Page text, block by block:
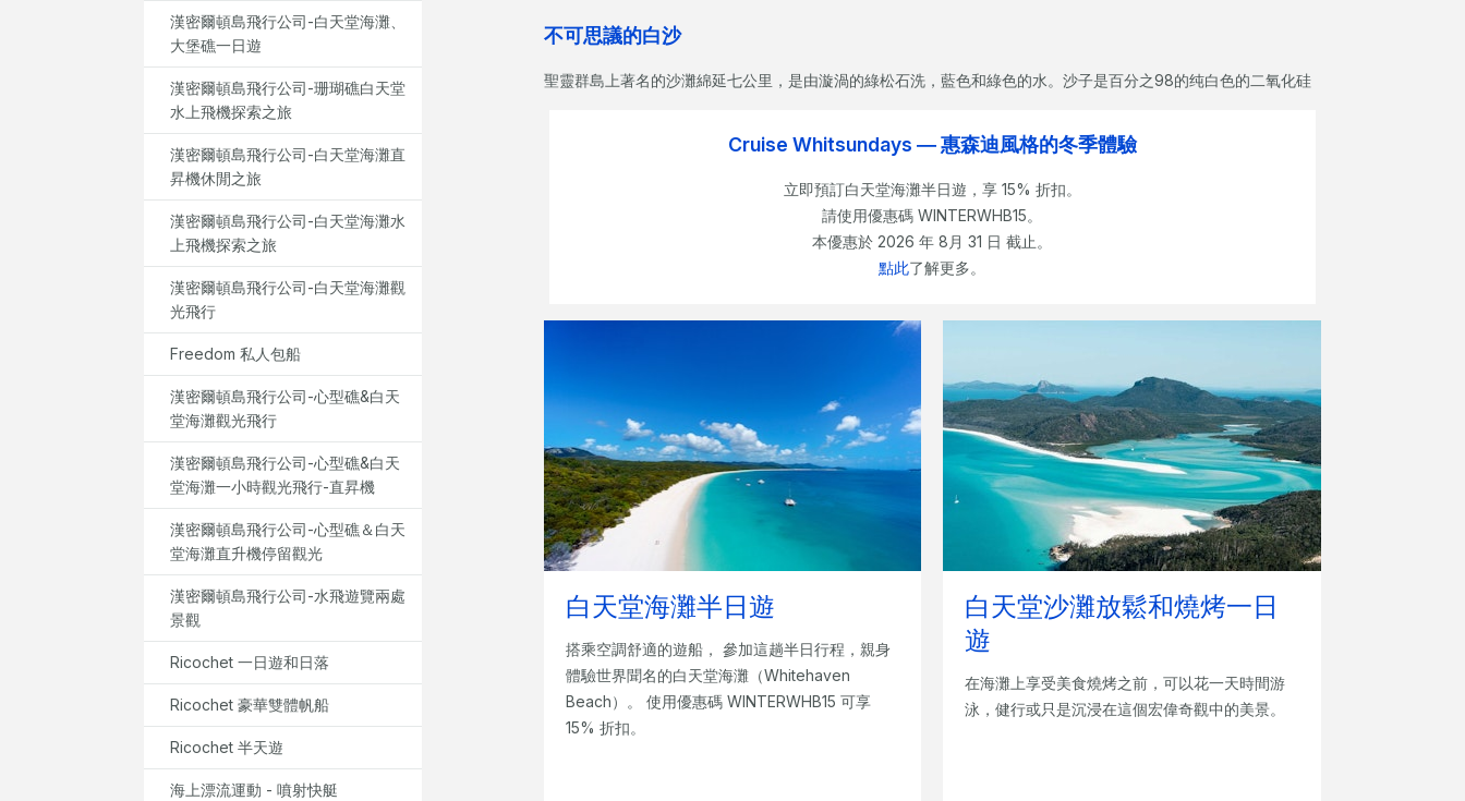
漢密爾頓島飛行公司-白天堂海灘、
大堡礁一日遊
漢密爾頓島飛行公司-珊瑚礁白天堂
水上飛機探索之旅
漢密爾頓島飛行公司-白天堂海灘直
昇機休閒之旅
漢密爾頓島飛行公司-白天堂海灘水
上飛機探索之旅
漢密爾頓島飛行公司-白天堂海灘觀
光飛行
Freedom 私人包船
漢密爾頓島飛行公司-心型礁&白天
堂海灘觀光飛行
漢密爾頓島飛行公司-心型礁&白天
堂海灘一小時觀光飛行-直昇機
漢密爾頓島飛行公司-心型礁＆白天
堂海灘直升機停留觀光
漢密爾頓島飛行公司-水飛遊覽兩處
景觀
Ricochet 一日遊和日落
Ricochet 豪華雙體帆船
Ricochet 半天遊
海上漂流運動 - 噴射快艇
不可思議的白沙
聖靈群島上著名的沙灘綿延七公里，是由漩渦的綠松石洗，藍色和綠色的水。沙子是百分之98的纯白色的二氧化硅
Cruise Whitsundays ― 惠森迪風格的冬季體驗
立即預訂白天堂海灘半日遊，享 15% 折扣。
請使用優惠碼 WINTERWHB15。
本優惠於 2026 年 8月 31 日 截止。
點此了解更多。
白天堂海灘半日遊
搭乘空調舒適的遊船， 參加這趟半日行程，親身
體驗世界聞名的白天堂海灘（Whitehaven
Beach）。 使用優惠碼 WINTERWHB15 可享
15% 折扣。
白天堂沙灘放鬆和燒烤一日
遊
在海灘上享受美食燒烤之前，可以花一天時間游
泳，健行或只是沉浸在這個宏偉奇觀中的美景。